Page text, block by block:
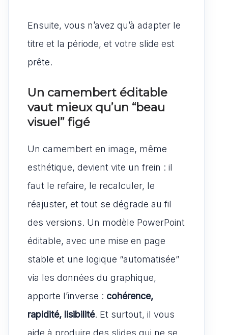
Ensuite, vous n’avez qu’à adapter le
titre et la période, et votre slide est
prête.
Un camembert éditable
vaut mieux qu’un “beau
visuel” figé
Un camembert en image, même
esthétique, devient vite un frein : il
faut le refaire, le recalculer, le
réajuster, et tout se dégrade au fil
des versions. Un modèle PowerPoint
éditable, avec une mise en page
stable et une logique “automatisée”
via les données du graphique,
apporte l’inverse : cohérence,
rapidité, lisibilité. Et surtout, il vous
aide à produire des slides qui ne se